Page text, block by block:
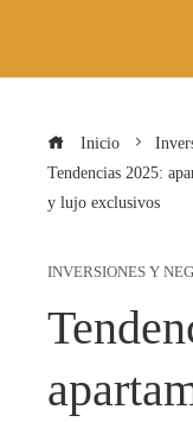
Inicio
Tendencias 2025:
y lujo exclusivos
INVERSIONES Y